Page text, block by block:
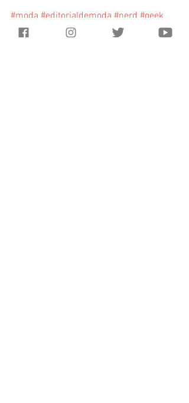
#moda #editorialdemoda #nerd #geek
ModaGeek Editorial de moda